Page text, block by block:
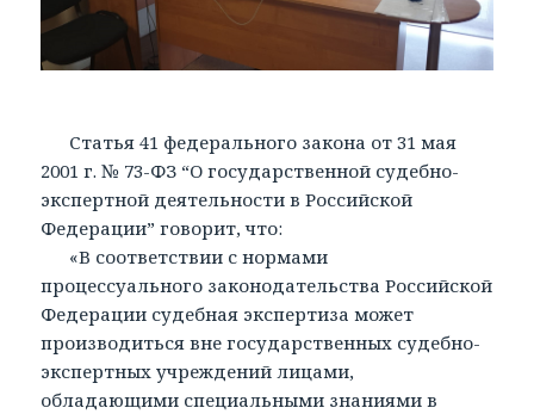
Статья 41 федерального закона от 31 мая
2001 г. № 73-ФЗ “О государственной судебно-
экспертной деятельности в Российской
Федерации” говорит, что:
«В соответствии с нормами
процессуального законодательства Российской
Федерации судебная экспертиза может
производиться вне государственных судебно-
экспертных учреждений лицами,
обладающими специальными знаниями в